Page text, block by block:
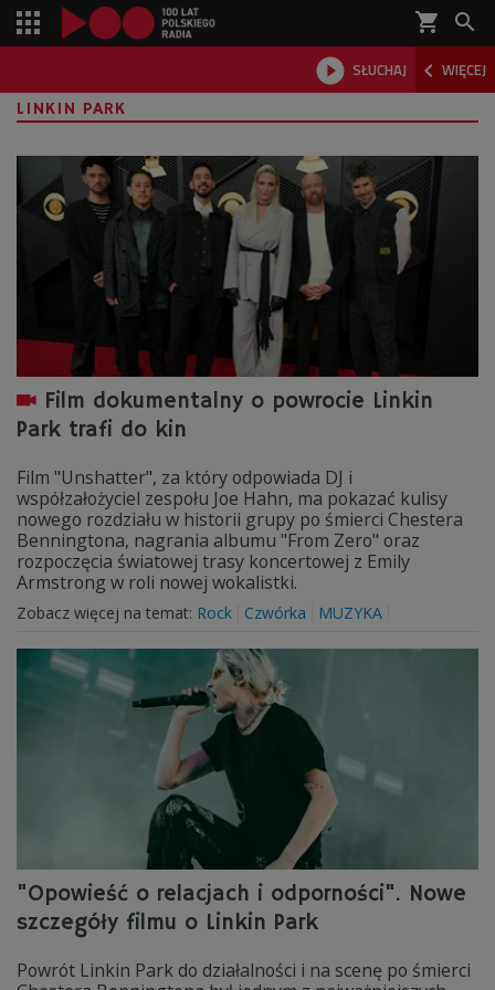
shopping_cart 
 SŁUCHAJ  WIĘCEJ

LINKIN PARK
Film dokumentalny o powrocie Linkin
Park trafi do kin
Film "Unshatter", za który odpowiada DJ i
współzałożyciel zespołu Joe Hahn, ma pokazać kulisy
nowego rozdziału w historii grupy po śmierci Chestera
Benningtona, nagrania albumu "From Zero" oraz
rozpoczęcia światowej trasy koncertowej z Emily
Armstrong w roli nowej wokalistki.
Zobacz więcej na temat: Rock Czwórka MUZYKA
"Opowieść o relacjach i odporności". Nowe
szczegóły filmu o Linkin Park
Powrót Linkin Park do działalności i na scenę po śmierci